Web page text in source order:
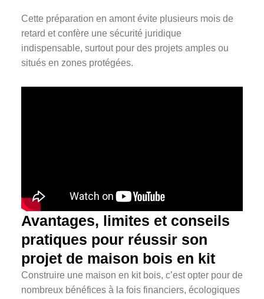
Cette préparation en amont évite plusieurs mois de
retard et confère une sécurité juridique
indispensable, surtout pour des projets amples ou
situés en zones protégées.
Avantages, limites et conseils
pratiques pour réussir son
projet de maison bois en kit
Construire une maison en kit bois, c’est opter pour de
nombreux bénéfices à la fois financiers, écologiques